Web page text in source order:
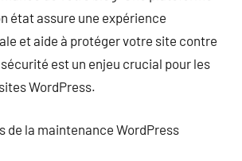
état assure une expérience
et aide à protéger votre site contre
est un enjeu crucial pour les
WordPress.
de la maintenance WordPress